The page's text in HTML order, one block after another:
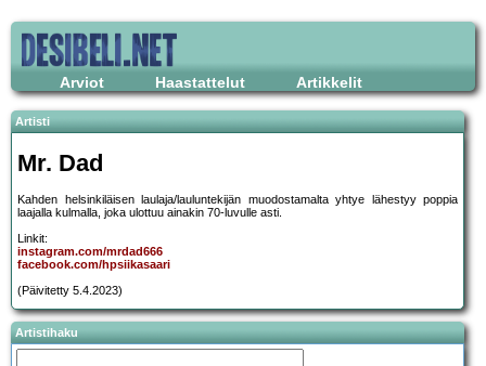
Arviot Haastattelut Artikkelit
Artisti
Mr. Dad
Kahden helsinkiläisen laulaja/lauluntekijän muodostamalta yhtye lähestyy poppia
laajalla kulmalla, joka ulottuu ainakin 70-luvulle asti.
Linkit:
instagram.com/mrdad666
facebook.com/hpsiikasaari
(Päivitetty 5.4.2023)
Artistihaku